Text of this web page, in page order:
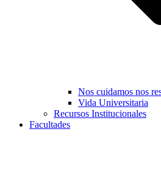
Nos cuidamos nos
Vida Universitaria
Recursos Institucionales
Facultades